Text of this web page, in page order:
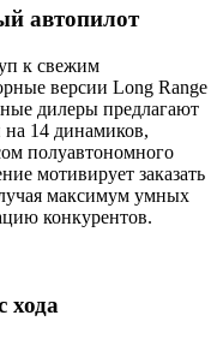
автопилот
к свежим
версии Long Range
дилеры предлагают
14 динамиков,
полуавтономного
мотивирует заказать
максимум умных
конкурентов.
хода